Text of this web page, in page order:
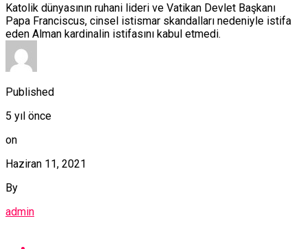
Katolik dünyasının ruhani lideri ve Vatikan Devlet Başkanı
Papa Franciscus, cinsel istismar skandalları nedeniyle istifa
eden Alman kardinalin istifasını kabul etmedi.
Published
5 yıl önce
on
Haziran 11, 2021
By
admin